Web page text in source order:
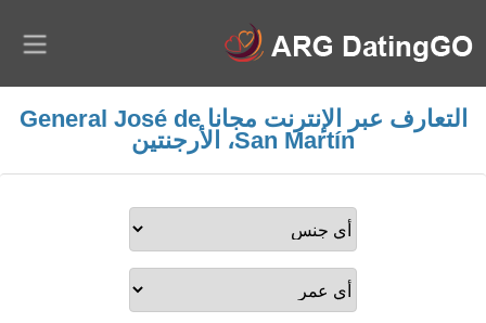
التعارف عبر الإنترنت مجانا General José de
San Martín، الأرجنتين